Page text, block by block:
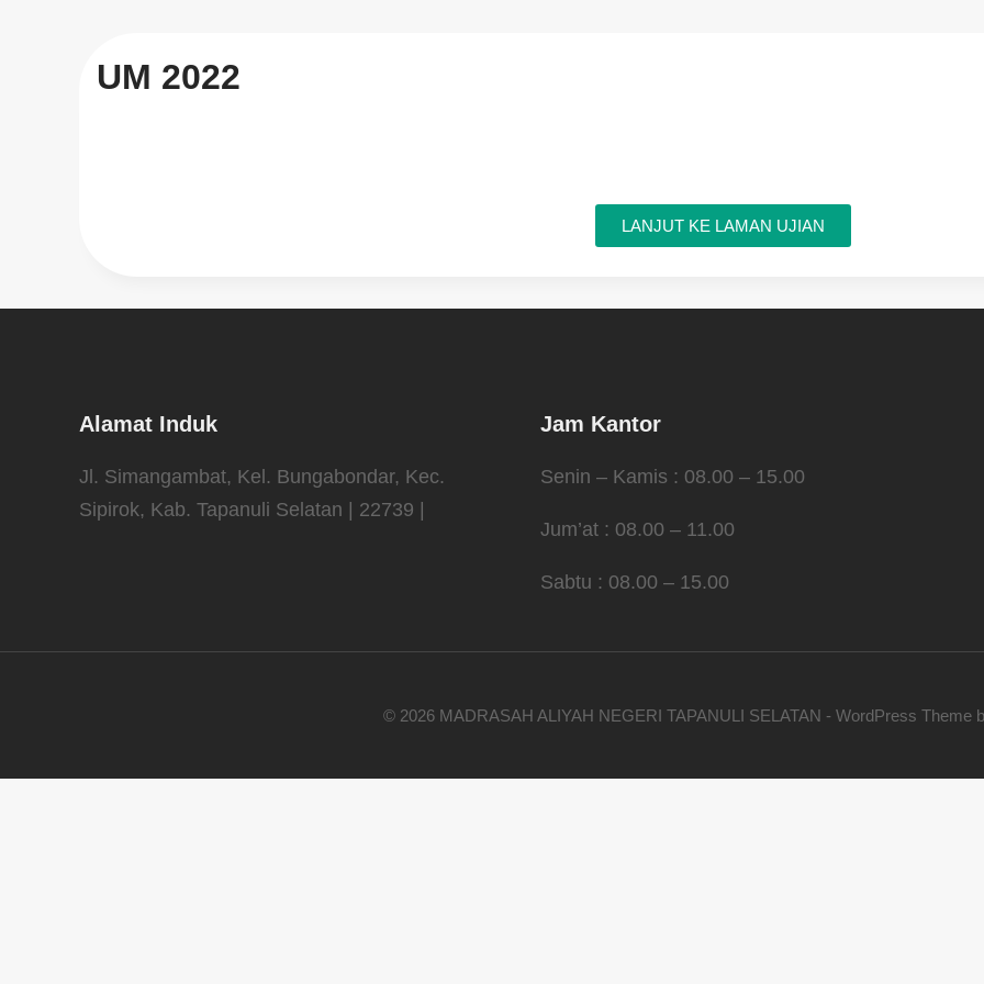
UM 2022
LANJUT KE LAMAN UJIAN
Alamat Induk
Jl. Simangambat, Kel. Bungabondar, Kec.
Sipirok, Kab. Tapanuli Selatan | 22739 |
Jam Kantor
Senin – Kamis : 08.00 – 15.00
Jum’at : 08.00 – 11.00
Sabtu : 08.00 – 15.00
© 2026 MADRASAH ALIYAH NEGERI TAPANULI SELATAN - WordPress Theme